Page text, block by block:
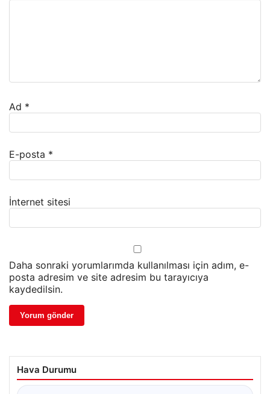
Ad *
E-posta *
İnternet sitesi
Daha sonraki yorumlarımda kullanılması için adım, e-
posta adresim ve site adresim bu tarayıcıya
kaydedilsin.
Hava Durumu